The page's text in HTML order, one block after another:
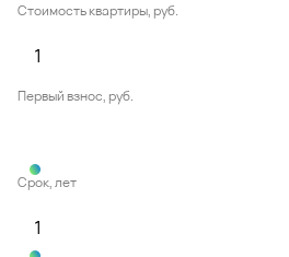
Стоимость квартиры, руб.
Первый взнос, руб.
Срок, лет